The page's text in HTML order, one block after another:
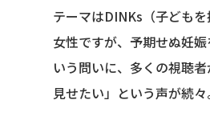
テーマはDINKs（子ども
女性ですが、予期せぬ妊
いう問いに、多くの視聴
見せたい」という声が続